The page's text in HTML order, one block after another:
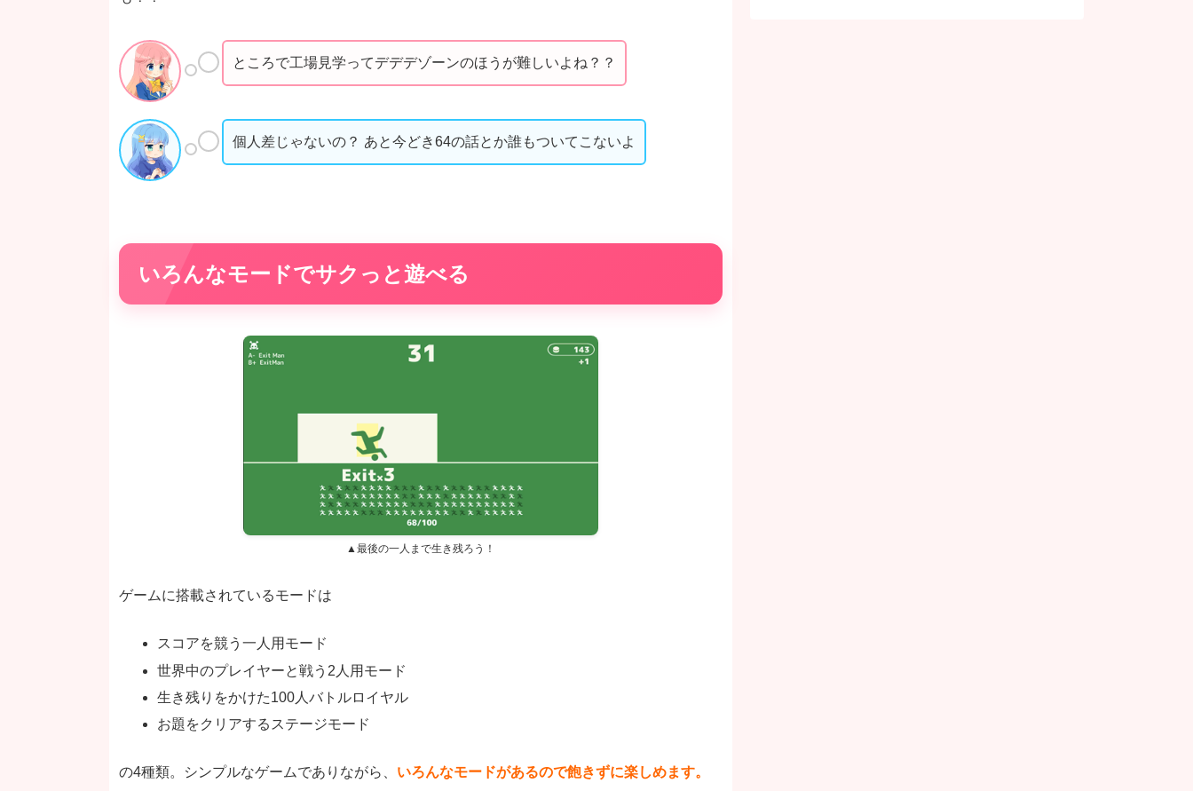
ところで工場見学ってデデデゾーンのほうが難しいよね？？
個人差じゃないの？ あと今どき64の話とか誰もついてこないよ
いろんなモードでサクっと遊べる
▲最後の一人まで生き残ろう！
ゲームに搭載されているモードは
スコアを競う一人用モード
世界中のプレイヤーと戦う2人用モード
生き残りをかけた100人バトルロイヤル
お題をクリアするステージモード
の4種類。シンプルなゲームでありながら、 いろんなモードがあるので飽きずに楽しめます。